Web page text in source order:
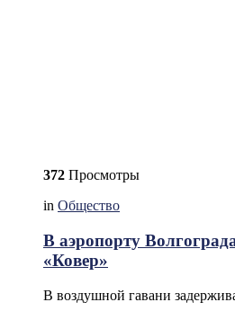
372 Просмотры
in Общество
В аэропорту
«Ковер»
В воздушной гавани